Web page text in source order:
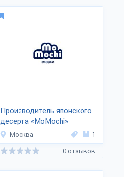
Производитель японского
десерта «MoMochi»
Москва 1
0 отзывов